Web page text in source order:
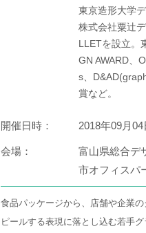
東京造形大学
株式会社粟辻
LLETを設立。
GN AWARD、
s、
賞など。
開催日時： 2018年09月
会場：
富山県総合デ
市オフィスパ
食品パッケージから、店舗や企業
ピールする表現に落とし込む若手